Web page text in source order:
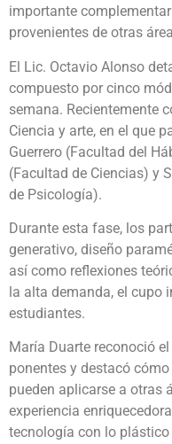
importante
provenientes de otras
El Lic. Octavio Alonso
compuesto por cinco
semana. Recientemente
Ciencia y arte, en el que
Guerrero (Facultad del
(Facultad de Ciencias) y
de Psicología).
Durante esta fase, los
generativo, diseño
así como reflexiones
la alta demanda, el cupo
estudiantes.
María Duarte reconoció
ponentes y destacó
pueden aplicarse a otras
experiencia
tecnología con lo